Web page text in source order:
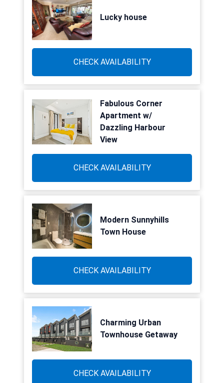
Lucky house
CHECK AVAILABILITY
Fabulous Corner
Apartment w/
Dazzling Harbour
View
CHECK AVAILABILITY
Modern Sunnyhills
Town House
CHECK AVAILABILITY
Charming Urban
Townhouse Getaway
CHECK AVAILABILITY